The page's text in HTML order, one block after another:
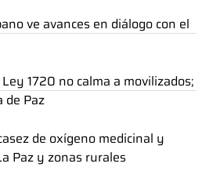
ve avances en diálogo con el
1720 no calma a movilizados;
de Paz
de oxígeno medicinal y
Paz y zonas rurales